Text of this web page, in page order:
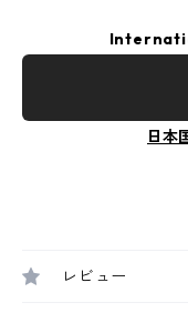
日本
レビュー